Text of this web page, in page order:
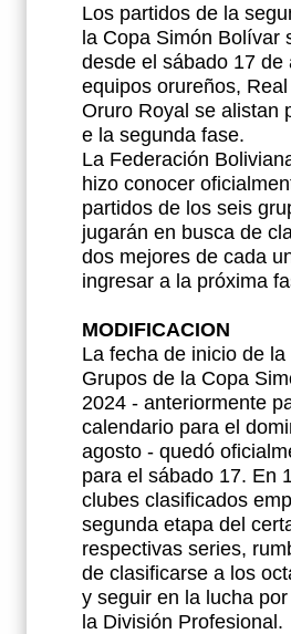
Los partidos de la
la Copa Simón Bolívar
desde el sábado 17 de
equipos orureños,
Oruro Royal se alistan
e la segunda fase.
La Federación
hizo conocer
partidos de los seis
jugarán en busca de
dos mejores de cada
ingresar a la próxima
MODIFICACION
La fecha de inicio de
Grupos de la Copa
2024 - anteriormente
calendario para el
agosto - quedó
para el sábado 17. En
clubes clasificados
segunda etapa del
respectivas series,
de clasificarse a los
y seguir en la lucha
la División Profesional.